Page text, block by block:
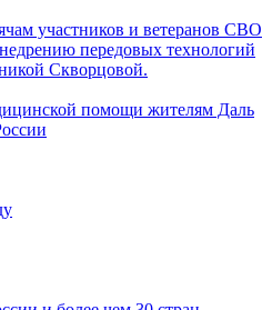
участников и ветеранов СВО
передовых технологий
Скворцовой.
помощи жителям Даль